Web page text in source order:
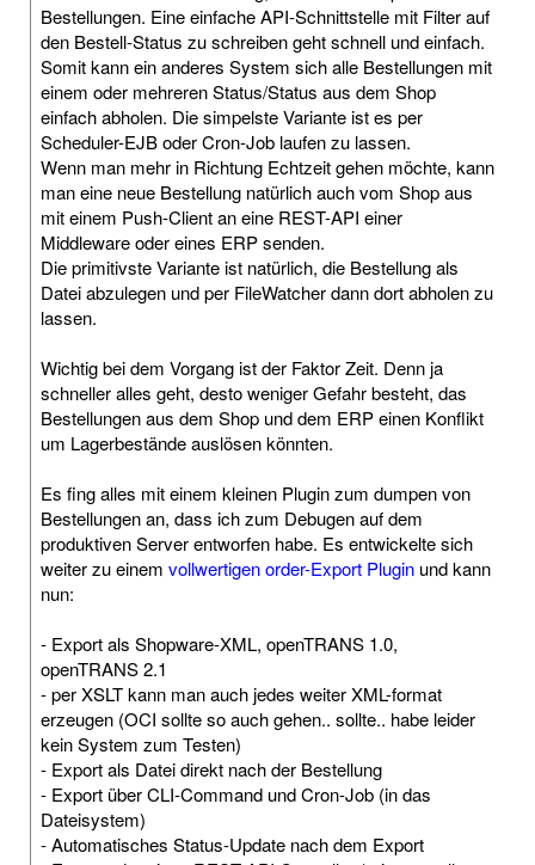
Bestellungen. Eine einfache API-Schnittstelle mit Filter auf
den Bestell-Status zu schreiben geht schnell und einfach.
Somit kann ein anderes System sich alle Bestellungen mit
einem oder mehreren Status/Status aus dem Shop
einfach abholen. Die simpelste Variante ist es per
Scheduler-EJB oder Cron-Job laufen zu lassen.
Wenn man mehr in Richtung Echtzeit gehen möchte, kann
man eine neue Bestellung natürlich auch vom Shop aus
mit einem Push-Client an eine REST-API einer
Middleware oder eines ERP senden.
Die primitivste Variante ist natürlich, die Bestellung als
Datei abzulegen und per FileWatcher dann dort abholen zu
lassen.
Wichtig bei dem Vorgang ist der Faktor Zeit. Denn ja
schneller alles geht, desto weniger Gefahr besteht, das
Bestellungen aus dem Shop und dem ERP einen Konflikt
um Lagerbestände auslösen könnten.
Es fing alles mit einem kleinen Plugin zum dumpen von
Bestellungen an, dass ich zum Debugen auf dem
produktiven Server entworfen habe. Es entwickelte sich
weiter zu einem vollwertigen order-Export Plugin und kann
nun:
- Export als Shopware-XML, openTRANS 1.0,
openTRANS 2.1
- per XSLT kann man auch jedes weiter XML-format
erzeugen (OCI sollte so auch gehen.. sollte.. habe leider
kein System zum Testen)
- Export als Datei direkt nach der Bestellung
- Export über CLI-Command und Cron-Job (in das
Dateisystem)
- Automatisches Status-Update nach dem Export